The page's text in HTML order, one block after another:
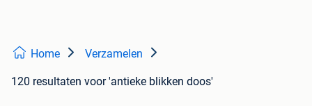
Home Verzamelen
120 resultaten voor 'antieke blikken doos'